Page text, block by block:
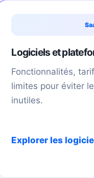
Logiciels et
Fonctionnalités,
limites pour éviter
inutiles.
Explorer les